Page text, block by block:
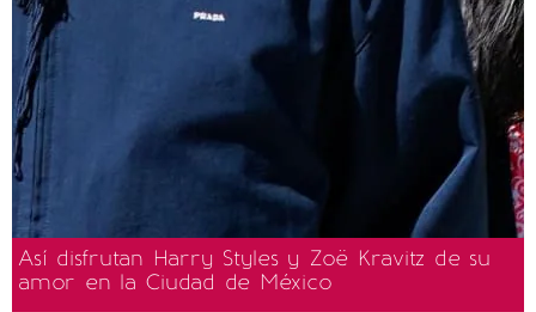
Así disfrutan Harry Styles y Zoë Kravitz de su
amor en la Ciudad de México